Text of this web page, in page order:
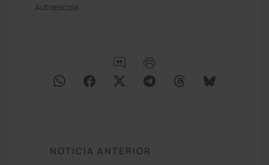
Autoescola
NOTÍCIA ANTERIOR